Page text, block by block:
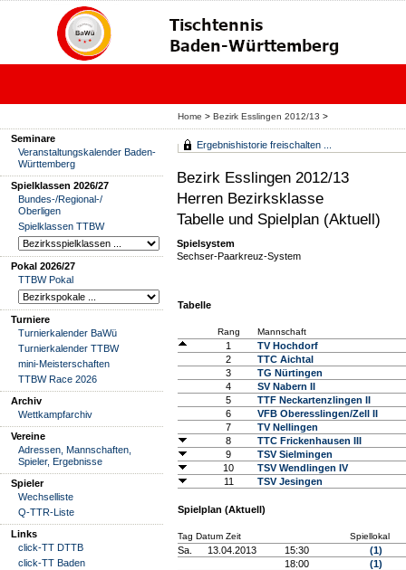
Home > Bezirk Esslingen 2012/13 >
Seminare
Veranstaltungskalender Baden-
Württemberg
Spielklassen 2026/27
Bundes-/Regional-/
Oberligen
Spielklassen TTBW
Pokal 2026/27
TTBW Pokal
Turniere
Turnierkalender BaWü
Turnierkalender TTBW
mini-Meisterschaften
TTBW Race 2026
Archiv
Wettkampfarchiv
Vereine
Adressen, Mannschaften,
Spieler, Ergebnisse
Spieler
Wechselliste
Q-TTR-Liste
Links
click-TT DTTB
click-TT Baden
Ergebnishistorie freischalten ...
Bezirk Esslingen 2012/13
Herren Bezirksklasse
Tabelle und Spielplan (Aktuell)
Spielsystem
Sechser-Paarkreuz-System
Tabelle
Rang Mannschaft
1
TV Hochdorf
2
TTC Aichtal
3
TG Nürtingen
4
SV Nabern II
5
TTF Neckartenzlingen II
6
VFB Oberesslingen/Zell II
7
TV Nellingen
8
TTC Frickenhausen III
9
TSV Sielmingen
10
TSV Wendlingen IV
11
TSV Jesingen
Spielplan (Aktuell)
Tag Datum Zeit Spiellokal
Sa. 13.04.2013 15:30
(1)
18:00
(1)